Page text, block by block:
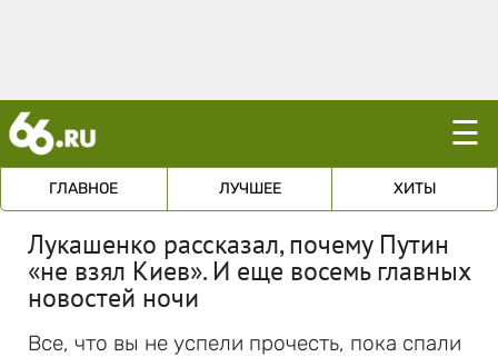
☰
ГЛАВНОЕ ЛУЧШЕЕ ХИТЫ
Лукашенко рассказал, почему Путин
«не взял Киев». И еще восемь главных
новостей ночи
Все, что вы не успели прочесть, пока спали